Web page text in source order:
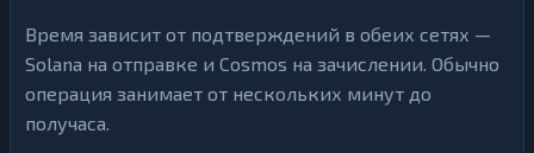
Время зависит от подтверждений в обеих сетях —
Solana на отправке и Cosmos на зачислении. Обычно
операция занимает от нескольких минут до
получаса.